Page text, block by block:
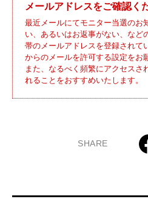
メールアドレスをご確認く
最近メールにてモニター当選のお
い、あるいはお返事がない、など
帯のメールアドレスを登録されて
からのメールを許可する設定をお
また、なるべく頻繁にアクセスさ
れることをおすすめいたします。
SHARE